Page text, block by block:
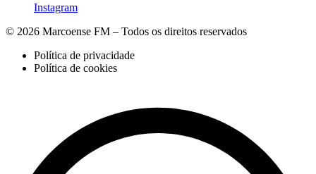
Instagram
© 2026 Marcoense FM – Todos os direitos reservados
Política de privacidade
Política de cookies